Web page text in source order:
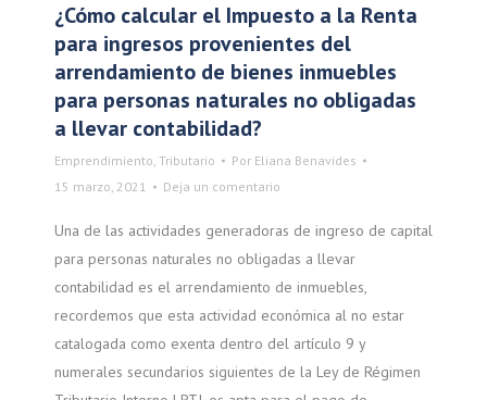
¿Cómo calcular el Impuesto a la Renta
para ingresos provenientes del
arrendamiento de bienes inmuebles
para personas naturales no obligadas
a llevar contabilidad?
Emprendimiento, Tributario Por Eliana Benavides
15 marzo, 2021
Deja un comentario
Una de las actividades generadoras de ingreso de capital
para personas naturales no obligadas a llevar
contabilidad es el arrendamiento de inmuebles,
recordemos que esta actividad económica al no estar
catalogada como exenta dentro del artículo 9 y
numerales secundarios siguientes de la Ley de Régimen